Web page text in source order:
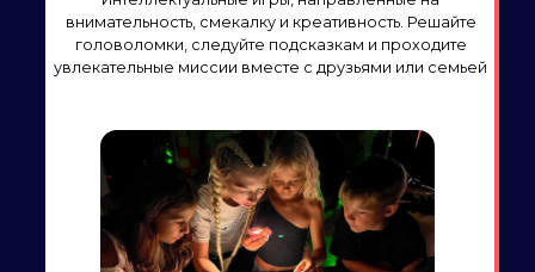
мастер-классы
Творческие мастер-классы на развитие
способностей! Создание слайма и бомбочек для